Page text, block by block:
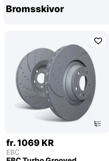
Bromsskivor
fr. 1069 KR
EBC